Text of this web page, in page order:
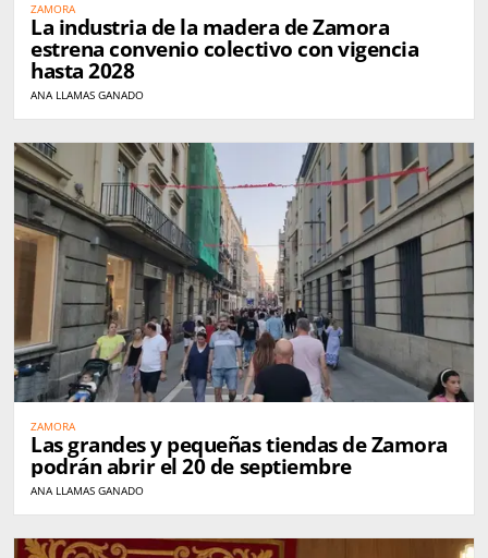
ZAMORA
La industria de la madera de Zamora
estrena convenio colectivo con vigencia
hasta 2028
ANA LLAMAS GANADO
ZAMORA
Las grandes y pequeñas tiendas de Zamora
podrán abrir el 20 de septiembre
ANA LLAMAS GANADO